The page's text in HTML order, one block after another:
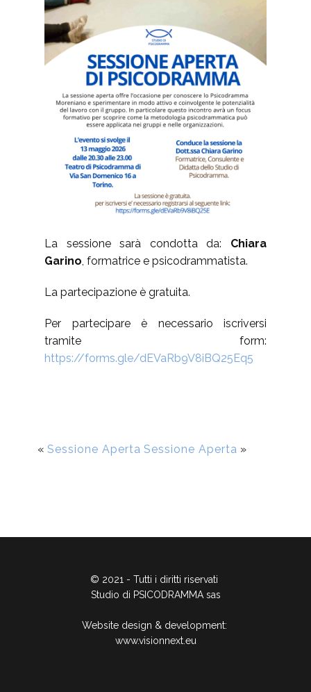
La sessione sarà condotta da: Chiara
Garino, formatrice e psicodrammatista.
La partecipazione è gratuita.
Per partecipare è necessario iscriversi
tramite form:
https://forms.gle/dEVaRb9V8iBQ25Eq5
« Sessione Aperta Sessione Aperta »
© 2021 - Tutti i diritti riservati
Studio di PSICODRAMMA sas
Website design & development:
www.visionnext.eu